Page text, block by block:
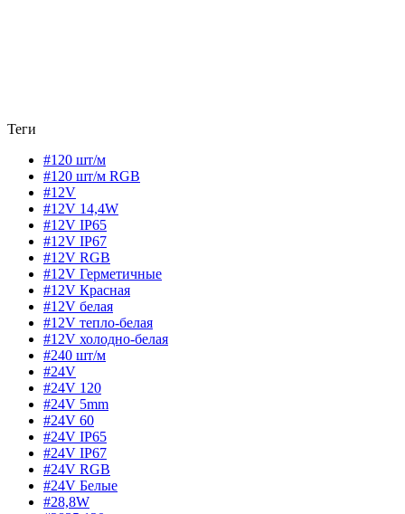
Теги
#120 шт/м
#120 шт/м RGB
#12V
#12V 14,4W
#12V IP65
#12V IP67
#12V RGB
#12V Герметичные
#12V Красная
#12V белая
#12V тепло-белая
#12V холодно-белая
#240 шт/м
#24V
#24V 120
#24V 5mm
#24V 60
#24V IP65
#24V IP67
#24V RGB
#24V Белые
#28,8W